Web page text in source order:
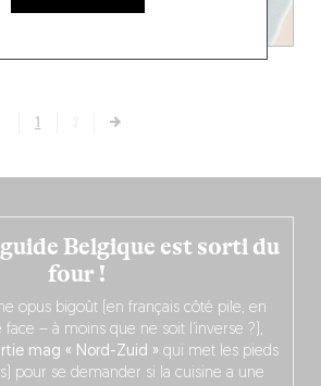
1
Belgique est sorti du
four !
opus bigoût (en français côté pile, en
– à moins que ne soit l’inverse ?),
mag « Nord-Zuid » qui met les pieds
pour se demander si la cuisine a une